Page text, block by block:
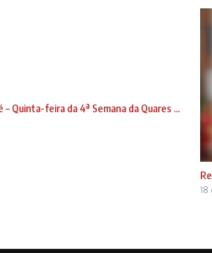
– Quinta-feira da 4ª Semana da Quares ...
18